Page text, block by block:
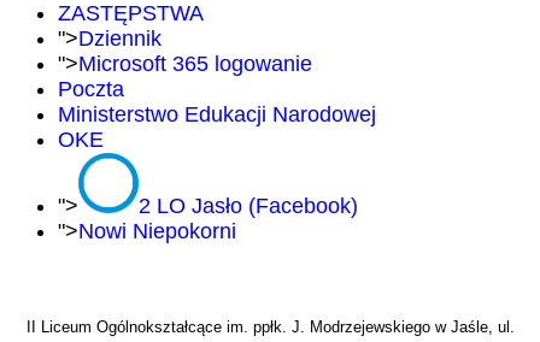
ZASTĘPSTWA
">Dziennik
">Microsoft 365 logowanie
Poczta
Ministerstwo Edukacji Narodowej
OKE
">
2 LO Jasło (Facebook)
">Nowi Niepokorni
II Liceum Ogólnokształcące im. ppłk. J. Modrzejewskiego w Jaśle, ul.